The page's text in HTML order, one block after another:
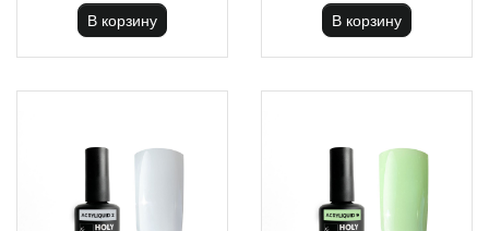
В корзину В корзину